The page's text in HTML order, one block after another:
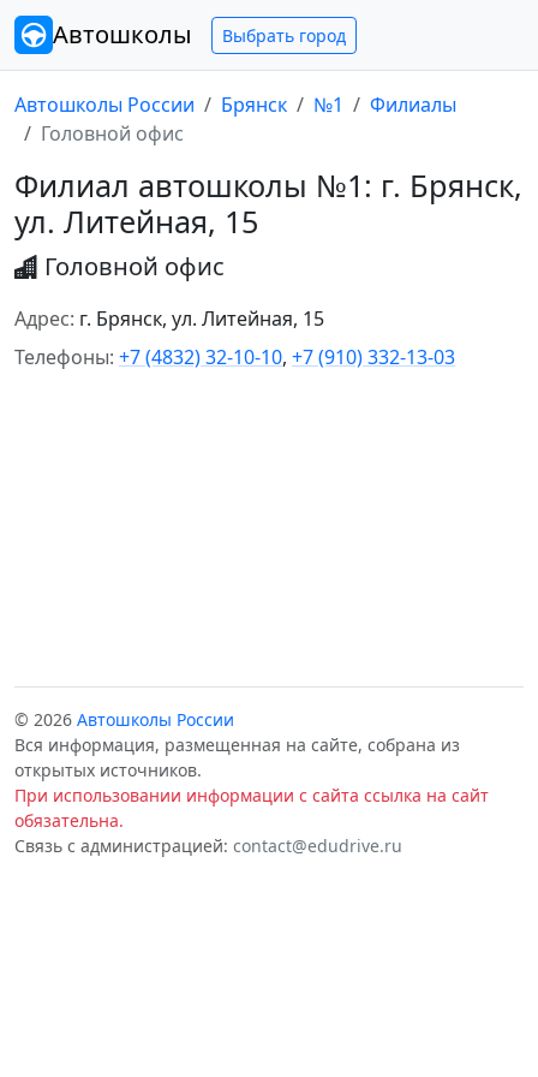
Автошколы Выбрать город
Автошколы России Брянск №1
Филиалы
Головной офис
Филиал автошколы №1: г. Брянск,
ул. Литейная, 15
Головной офис
Адрес: г. Брянск, ул. Литейная, 15
Телефоны: +7 (4832) 32-10-10, +7 (910) 332-13-03
© 2026 Автошколы России
Вся информация, размещенная на сайте, собрана из
открытых источников.
При использовании информации с сайта ссылка на сайт
обязательна.
Связь с администрацией: contact@edudrive.ru